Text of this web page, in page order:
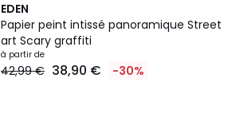
EDEN
Papier peint intissé panoramique Street
art Scary graffiti
à partir de
42,99 € 38,90 € -30%